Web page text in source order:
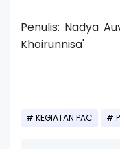
Penulis: Nadya
Khoirunnisa'
KEGIATAN PAC